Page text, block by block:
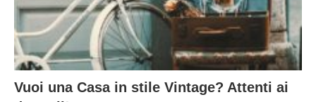
Vuoi una Casa in stile Vintage? Attenti ai